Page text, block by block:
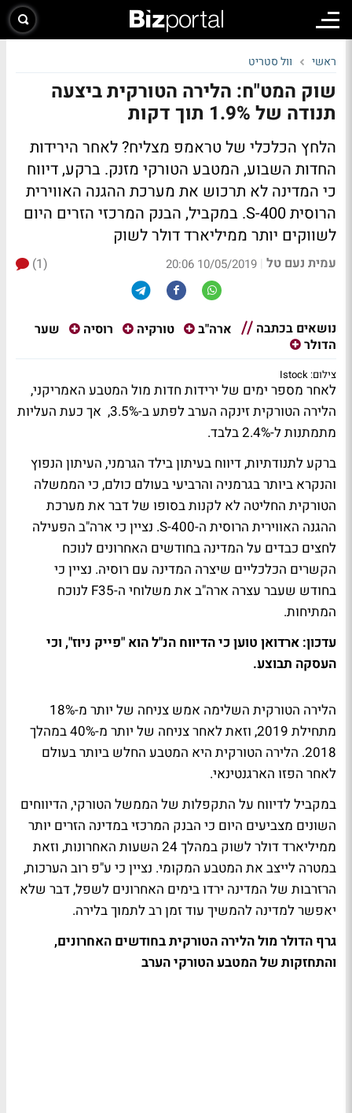
ראשי וול סטריט
שוק המט"ח: הלירה הטורקית ביצעה
תנודה של 1.9% תוך דקות
הלחץ הכלכלי של טראמפ מצליח? לאחר הירידות
החדות השבוע, המטבע הטורקי מזנק. ברקע, דיווח
כי המדינה לא תרכוש את מערכת ההגנה האווירית
הרוסית S-400. במקביל, הבנק המרכזי הזרים היום
לשווקים יותר ממיליארד דולר לשוק
עמית נעם טל |
10/05/2019 20:06
(1)
נושאים בכתבה ארה"ב טורקיה רוסיה
שער
הדולר
צילום: Istock
לאחר מספר ימים של ירידות חדות מול המטבע האמריקני,
הלירה הטורקית זינקה הערב לפתע ב-3.5%, אך כעת העליות
מתמתנות ל-2.4% בלבד.
ברקע לתנודתיות, דיווח בעיתון בילד הגרמני, העיתון הנפוץ
והנקרא ביותר בגרמניה והרביעי בעולם כולם, כי הממשלה
הטורקית החליטה לא לקנות בסופו של דבר את מערכת
ההגנה האווירית הרוסית ה-S-400. נציין כי ארה"ב הפעילה
לחצים כבדים על המדינה בחודשים האחרונים לנוכח
הקשרים הכלכליים שיצרה המדינה עם רוסיה. נציין כי
בחודש שעבר עצרה ארה"ב את משלוחי ה-F35 לנוכח
המתיחות.
עדכון: ארדואן טוען כי הדיווח הנ"ל הוא "פייק ניוז", וכי
העסקה תבוצע.
הלירה הטורקית השלימה אמש צניחה של יותר מ-18%
מתחילת 2019, וזאת לאחר צניחה של יותר מ-40% במהלך
2018. הלירה הטורקית היא המטבע החלש ביותר בעולם
לאחר הפזו הארגנטינאי.
במקביל לדיווח על התקפלות של הממשל הטורקי, הדיווחים
השונים מצביעים היום כי הבנק המרכזי במדינה הזרים יותר
ממיליארד דולר לשוק במהלך 24 השעות האחרונות, וזאת
במטרה לייצב את המטבע המקומי. נציין כי ע"פ רוב הערכות,
הרזרבות של המדינה ירדו בימים האחרונים לשפל, דבר שלא
יאפשר למדינה להמשיך עוד זמן רב לתמוך בלירה.
גרף הדולר מול הלירה הטורקית בחודשים האחרונים,
והתחזקות של המטבע הטורקי הערב